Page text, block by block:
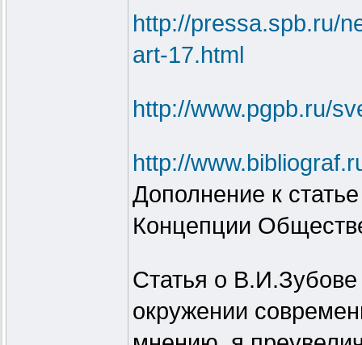
http://pressa.spb.ru/
art-17.html
http://www.pgpb.ru/
http://
Дополнение к
Концепции
Статья о
окружении